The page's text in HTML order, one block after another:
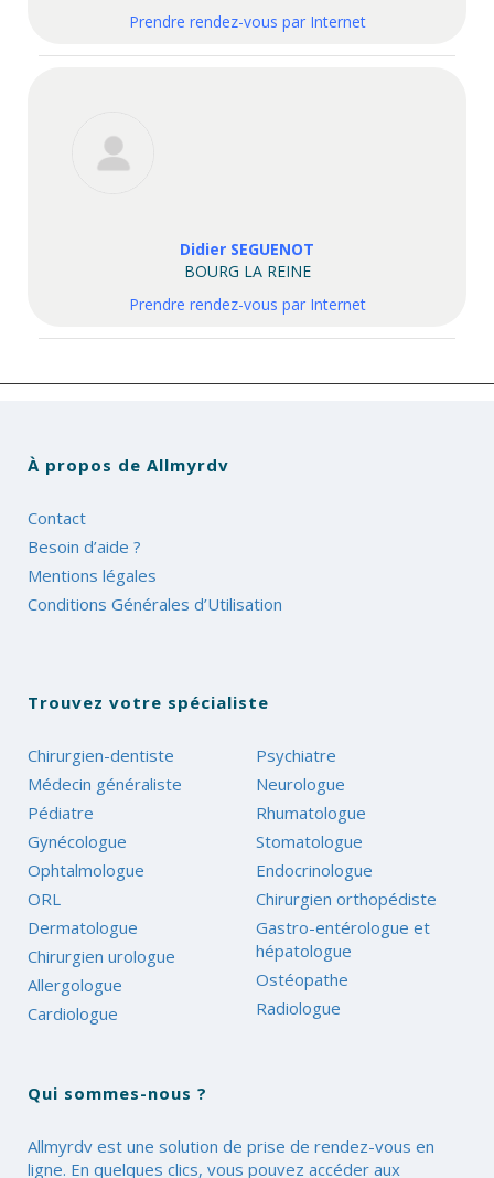
Prendre rendez-vous par Internet
Didier SEGUENOT
BOURG LA REINE
Prendre rendez-vous par Internet
À propos de Allmyrdv
Contact
Besoin d’aide ?
Mentions légales
Conditions Générales d’Utilisation
Trouvez votre spécialiste
Chirurgien-dentiste
Médecin généraliste
Pédiatre
Gynécologue
Ophtalmologue
ORL
Dermatologue
Chirurgien urologue
Allergologue
Cardiologue
Psychiatre
Neurologue
Rhumatologue
Stomatologue
Endocrinologue
Chirurgien orthopédiste
Gastro-entérologue et
hépatologue
Ostéopathe
Radiologue
Qui sommes-nous ?
Allmyrdv est une solution de prise de rendez-vous en
ligne. En quelques clics, vous pouvez accéder aux